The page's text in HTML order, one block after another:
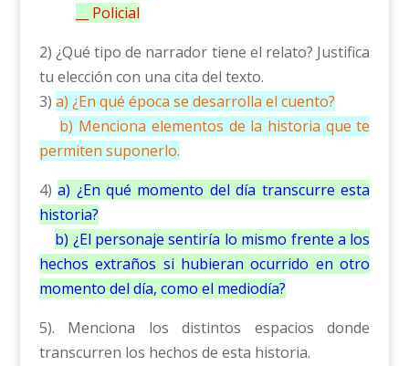
__ Policial
2) ¿Qué tipo de narrador tiene el relato? Justifica
tu elección con una cita del texto.
3) a) ¿En qué época se desarrolla el cuento?
b) Menciona elementos de la historia que te
permiten suponerlo.
4)a) ¿En qué momento del día transcurre esta
historia?
b) ¿El personaje sentiría lo mismo frente a los
hechos extraños si hubieran ocurrido en otro
momento del día, como el mediodía?
5). Menciona los distintos espacios donde
transcurren los hechos de esta historia.